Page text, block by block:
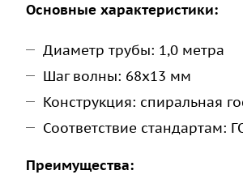
Основные характеристики:
Диаметр трубы: 1,0 метра
Шаг волны: 68х13 мм
Конструкция: спиральная
Соответствие стандартам:
Преимущества: